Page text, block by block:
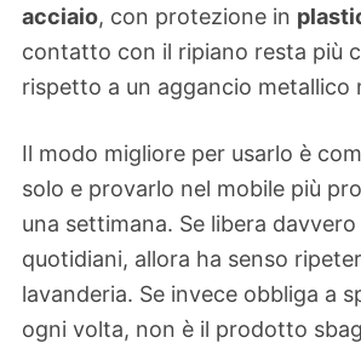
acciaio, con protezione in
contatto con il ripiano resta più
rispetto a un aggancio metallico
Il modo migliore per usarlo è
solo e provarlo nel mobile più
una settimana. Se libera
quotidiani, allora ha senso
lavanderia. Se invece obbliga a
ogni volta, non è il prodotto